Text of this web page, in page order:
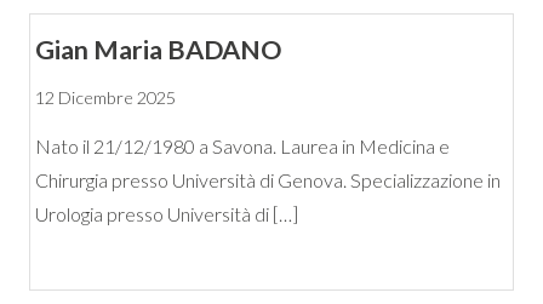
Gian Maria BADANO
12 Dicembre 2025
Nato il 21/12/1980 a Savona. Laurea in Medicina e
Chirurgia presso Università di Genova. Specializzazione in
Urologia presso Università di […]